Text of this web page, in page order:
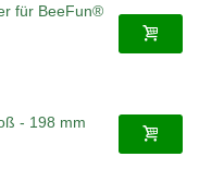
für BeeFun®
- 198 mm